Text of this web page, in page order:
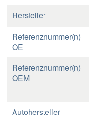
Hersteller
Referenznummer(n)
OE
Referenznummer(n)
OEM
Autohersteller